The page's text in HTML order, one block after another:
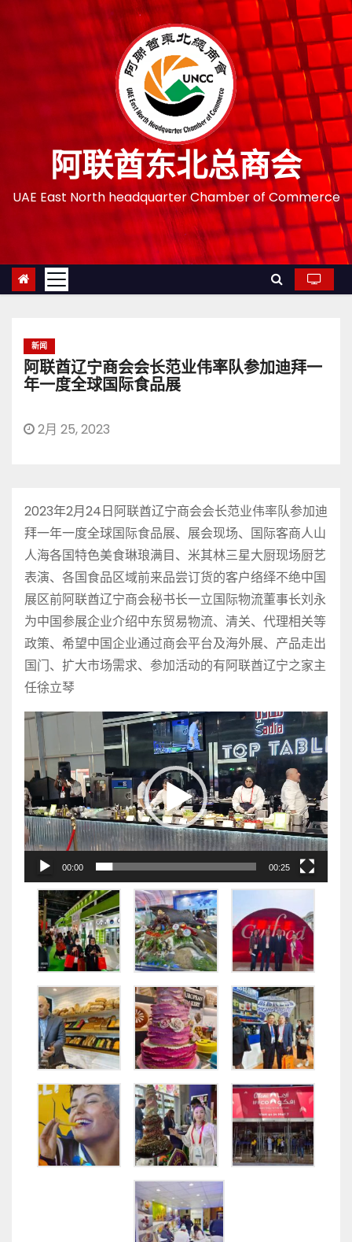
阿联酋东北总商会
UAE East North headquarter Chamber of Commerce
新闻
阿联酋辽宁商会会长范业伟率队参加迪拜一
年一度全球国际食品展
2月 25, 2023
2023年2月24日阿联酋辽宁商会会长范业伟率队参加迪
拜一年一度全球国际食品展、展会现场、国际客商人山
人海各国特色美食琳琅满目、米其林三星大厨现场厨艺
表演、各国食品区域前来品尝订货的客户络绎不绝中国
展区前阿联酋辽宁商会秘书长一立国际物流董事长刘永
为中国参展企业介绍中东贸易物流、清关、代理相关等
政策、希望中国企业通过商会平台及海外展、产品走出
国门、扩大市场需求、参加活动的有阿联酋辽宁之家主
任徐立琴
视
播
放
器
00:00 00:25